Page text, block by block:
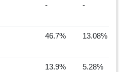
- -
46.7% 13.08%
13.9% 5.28%